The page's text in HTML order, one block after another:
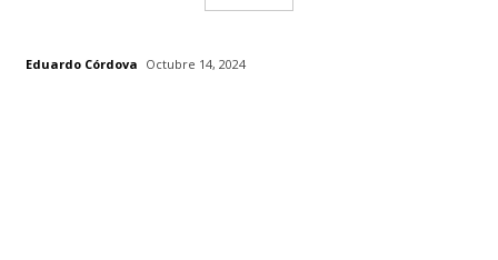
Eduardo Córdova Octubre 14, 2024